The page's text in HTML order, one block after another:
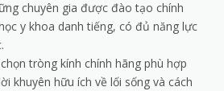
chuyên gia được đào tạo chính
y khoa danh tiếng, có đủ năng lực
tròng kính chính hãng phù hợp
khuyên hữu ích về lối sống và cách